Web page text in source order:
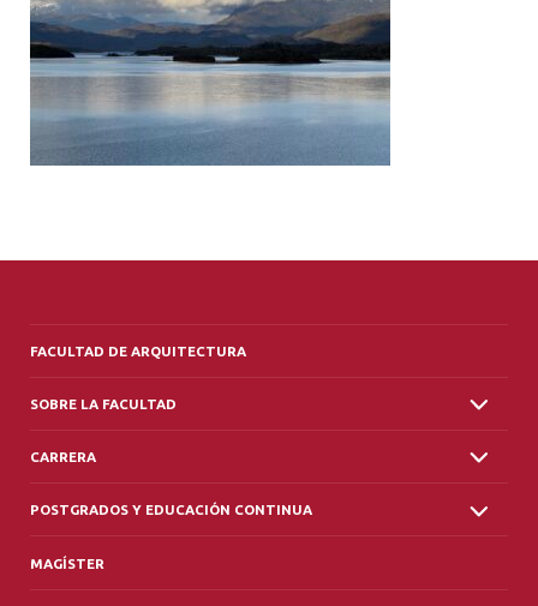
PLATAFORMA VUT
FACULTAD DE ARQUITECTURA
SOBRE LA FACULTAD
CARRERA
POSTGRADOS Y EDUCACIÓN CONTINUA
MAGÍSTER